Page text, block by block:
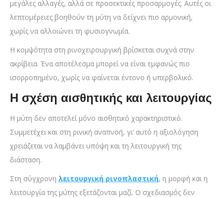
μεγάλες αλλαγές, αλλά σε προσεκτικές προσαρμογές. Αυτές οι
λεπτομέρειες βοηθούν τη μύτη να δείχνει πιο αρμονική,
χωρίς να αλλοιώνει τη φυσιογνωμία.
Η κομψότητα στη ρινοχειρουργική βρίσκεται συχνά στην
ακρίβεια. Ένα αποτέλεσμα μπορεί να είναι εμφανώς πιο
ισορροπημένο, χωρίς να φαίνεται έντονο ή υπερβολικό.
Η σχέση αισθητικής και λειτουργίας
Η μύτη δεν αποτελεί μόνο αισθητικό χαρακτηριστικό.
Συμμετέχει και στη ρινική αναπνοή, γι’ αυτό η αξιολόγηση
χρειάζεται να λαμβάνει υπόψη και τη λειτουργική της
διάσταση.
Στη σύγχρονη λειτουργική ρινοπλαστική, η μορφή και η
λειτουργία της μύτης εξετάζονται μαζί. Ο σχεδιασμός δεν